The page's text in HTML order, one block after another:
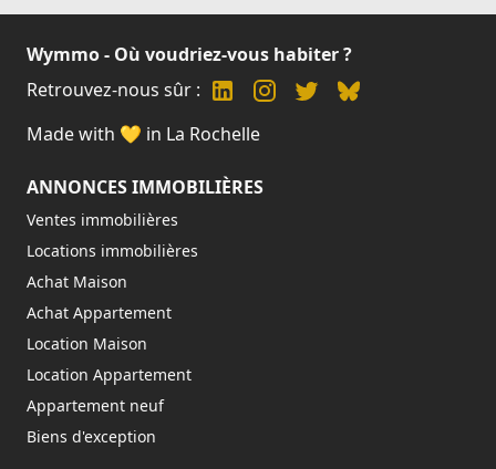
Wymmo - Où voudriez-vous habiter ?
Retrouvez-nous sûr :
Made with 💛 in La Rochelle
ANNONCES IMMOBILIÈRES
Ventes immobilières
Locations immobilières
Achat Maison
Achat Appartement
Location Maison
Location Appartement
Appartement neuf
Biens d'exception